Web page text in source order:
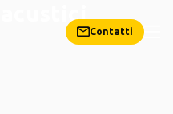
Contatti